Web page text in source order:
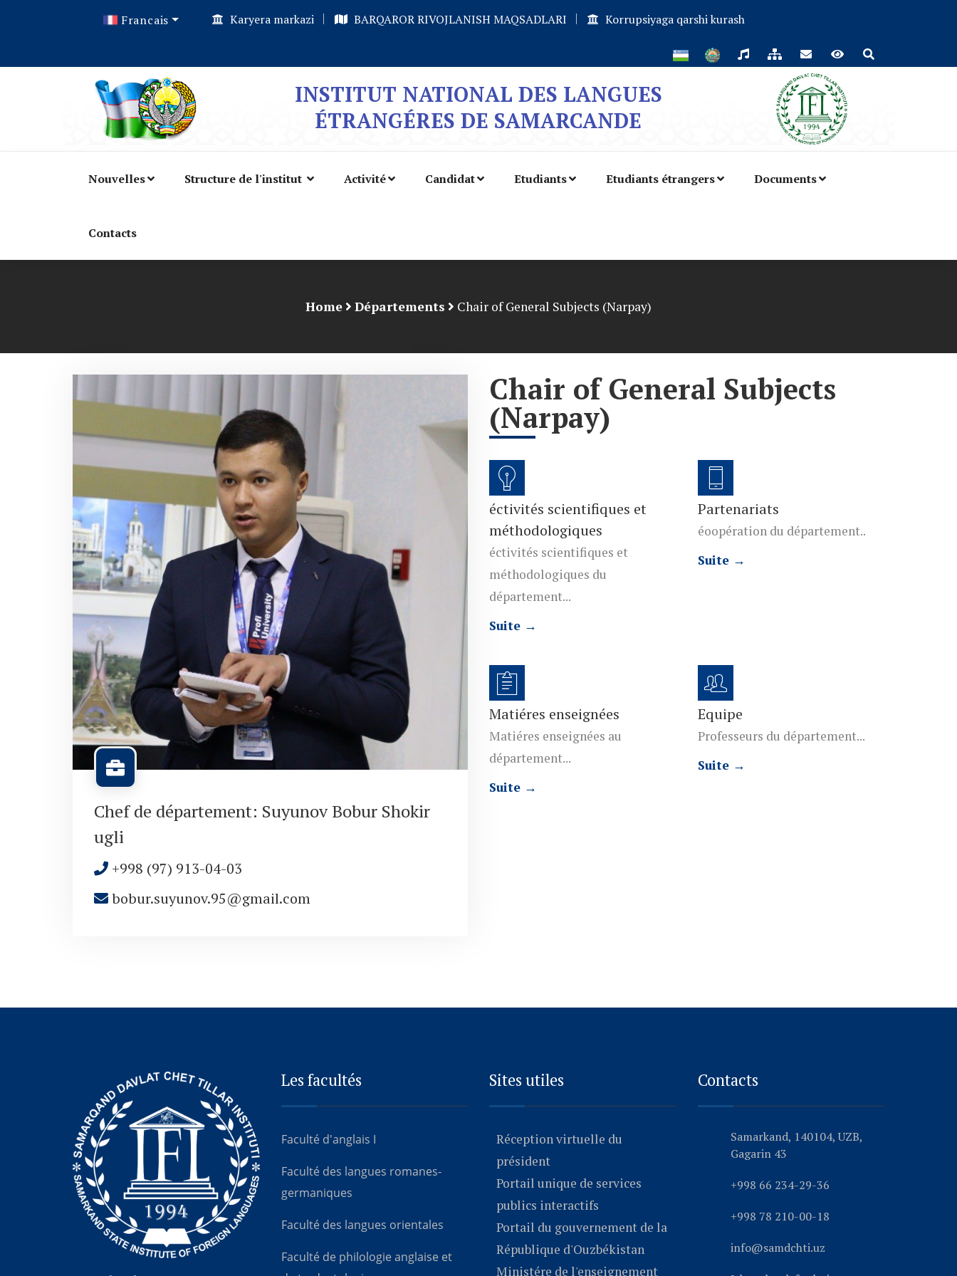
Francais Karyera markazi BARQAROR RIVOJLANISH MAQSADLARI Korrupsiyaga qarshi kurash
INSTITUT NATIONAL DES LANGUES
ÉTRANGÉRES DE SAMARCANDE
Nouvelles Structure de l'institut Activité Candidat Etudiants Etudiants étrangers Documents
Contacts
Home Départements Chair of General Subjects (Narpay)
Chef de département: Suyunov Bobur Shokir
ugli
+998 (97) 913-04-03
bobur.suyunov.95@gmail.com
Chair of General Subjects
(Narpay)
éctivités scientifiques et
méthodologiques
éctivités scientifiques et
méthodologiques du
département...
Suite →
Partenariats
éoopération du département..
Suite →
Matiéres enseignées
Matiéres enseignées au
département...
Suite →
Equipe
Professeurs du département...
Suite →
Les facultés
Faculté d'anglais I
Faculté des langues romanes-
germaniques
Faculté des langues orientales
Faculté de philologie anglaise et
Sites utiles
Réception virtuelle du
président
Portail unique de services
publics interactifs
Portail du gouvernement de la
République d'Ouzbékistan
Ministére de l'enseignement
Contacts
Samarkand, 140104, UZB,
Gagarin 43
+998 66 234-29-36
+998 78 210-00-18
info@samdchti.uz